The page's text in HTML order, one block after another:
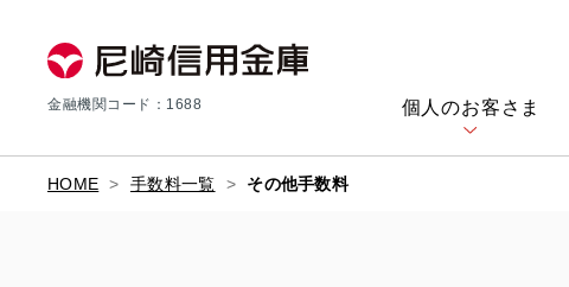
金融機関コード：1688 個人のお客さま
HOME 手数料一覧 その他手数料